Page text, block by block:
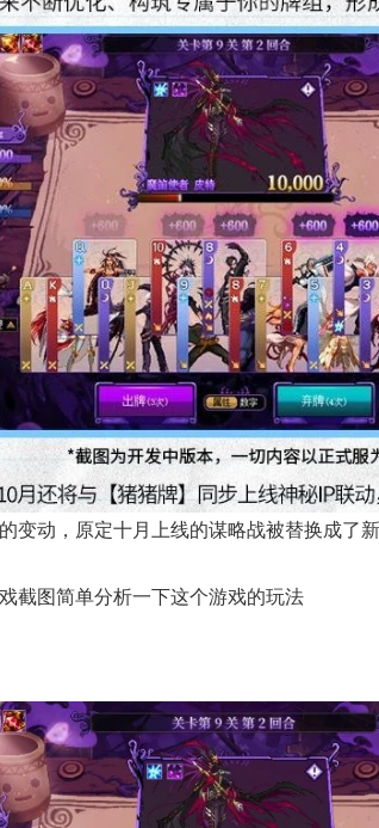
变动，原定十月上线的谋略战被替换成了
截图简单分析一下这个游戏的玩法